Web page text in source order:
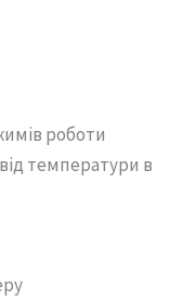
роботи
температури в